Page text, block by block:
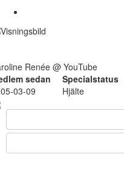
Renée @ YouTube
sedan
Specialstatus
03-09
Hjälte